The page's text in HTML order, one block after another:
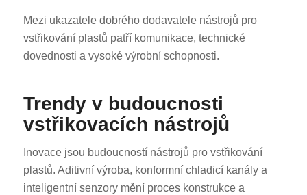
Mezi ukazatele dobrého dodavatele nástrojů pro
vstřikování plastů patří komunikace, technické
dovednosti a vysoké výrobní schopnosti.
Trendy v budoucnosti
vstřikovacích nástrojů
Inovace jsou budoucností nástrojů pro vstřikování
plastů. Aditivní výroba, konformní chladicí kanály a
inteligentní senzory mění proces konstrukce a
EL
SV
RO
ES_MX